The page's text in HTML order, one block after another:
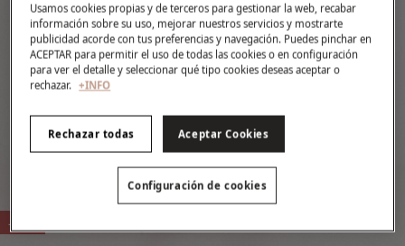
-70%
Usamos cookies propias y de terceros para gestionar la web, recabar
información sobre su uso, mejorar nuestros servicios y mostrarte
publicidad acorde con tus preferencias y navegación. Puedes pinchar en
ACEPTAR para permitir el uso de todas las cookies o en configuración
para ver el detalle y seleccionar qué tipo cookies deseas aceptar o
rechazar. +INFO
Rechazar todas Aceptar Cookies
Configuración de cookies